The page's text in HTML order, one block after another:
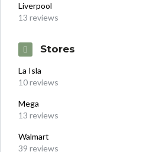
Liverpool
13 reviews
Stores
La Isla
10 reviews
Mega
13 reviews
Walmart
39 reviews